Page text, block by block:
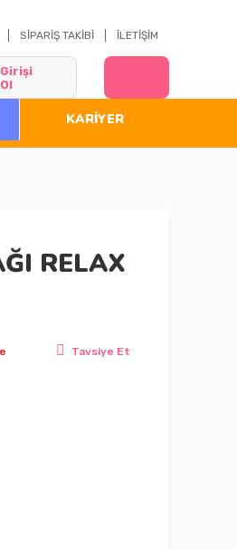
SİPARİŞ TAKİBİ İLETİŞİM
KARİYER
RELAX
Tavsiye Et